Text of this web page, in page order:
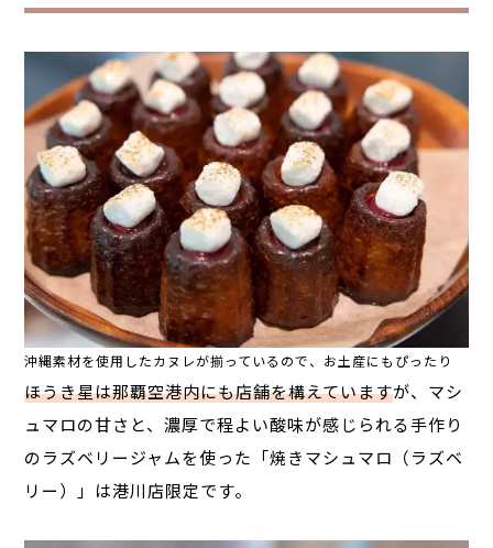
沖縄素材を使用したカヌレが揃っているので、お土産にもぴったり
ほうき星は那覇空港内にも店舗を構えていますが、マシ
ュマロの甘さと、濃厚で程よい酸味が感じられる手作り
のラズベリージャムを使った「焼きマシュマロ（ラズベ
リー）」は港川店限定です。